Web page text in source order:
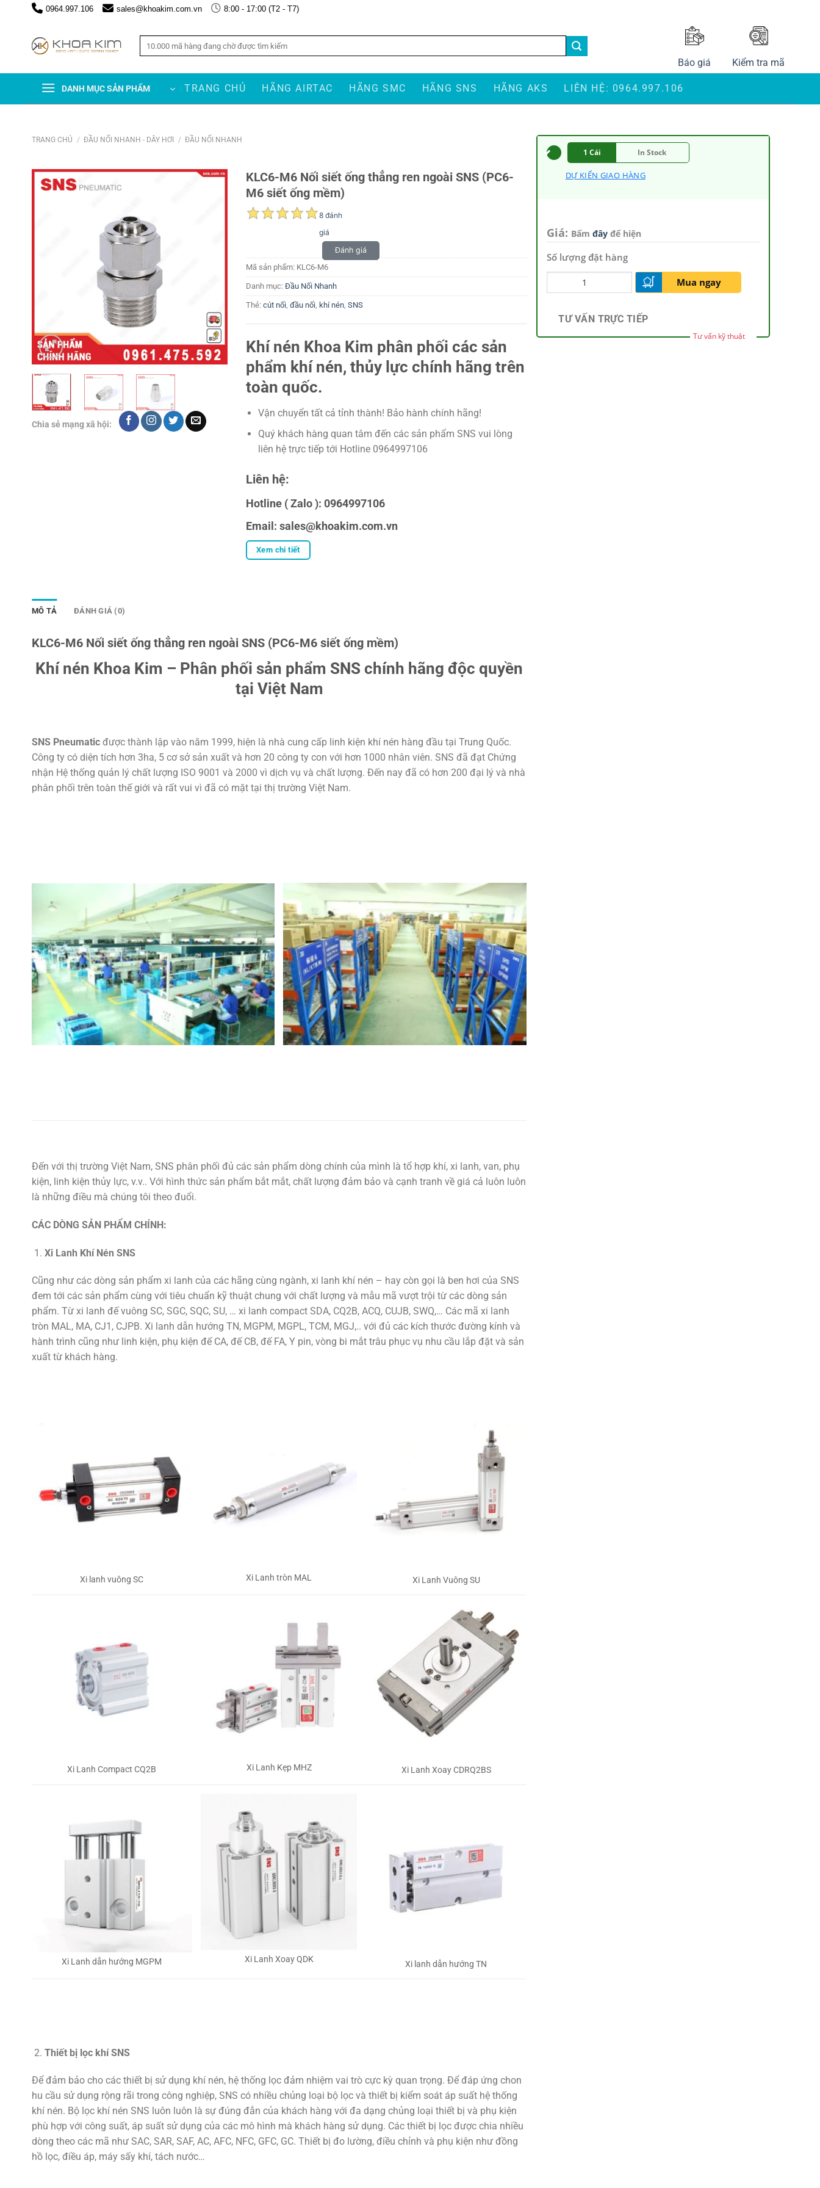
0964.997.106 sales@khoakim.com.vn 8:00 - 17:00 (T2 - T7)
Báo giá Kiểm tra mã
DANH MỤC SẢN PHẨM TRANG CHỦ HÃNG AIRTAC HÃNG SMC HÃNG SNS HÃNG AKS LIÊN HỆ: 0964.997.106
TRANG CHỦ / ĐẦU NỐI NHANH - DÂY HƠI / ĐẦU NỐI NHANH
Chia sẻ mạng xã hội:
KLC6-M6 Nối siết ống thẳng ren ngoài SNS (PC6-
M6 siết ống mềm)
8 đánh
giá
Đánh giá
Mã sản phẩm: KLC6-M6
Danh mục: Đầu Nối Nhanh
Thẻ: cút nối, đầu nối, khí nén, SNS
Khí nén Khoa Kim phân phối các sản
phẩm khí nén, thủy lực chính hãng trên
toàn quốc.
Vận chuyển tất cả tỉnh thành! Bảo hành chính hãng!
Quý khách hàng quan tâm đến các sản phẩm SNS vui lòng
liên hệ trực tiếp tới Hotline 0964997106
Liên hệ:
Hotline ( Zalo ): 0964997106
Email: sales@khoakim.com.vn
Xem chi tiết
MÔ TẢ ĐÁNH GIÁ (0)
KLC6-M6 Nối siết ống thẳng ren ngoài SNS (PC6-M6 siết ống mềm)
Khí nén Khoa Kim – Phân phối sản phẩm SNS chính hãng độc quyền
tại Việt Nam
SNS Pneumatic được thành lập vào năm 1999, hiện là nhà cung cấp linh kiện khí nén hàng đầu tại Trung Quốc.
Công ty có diện tích hơn 3ha, 5 cơ sở sản xuất và hơn 20 công ty con với hơn 1000 nhân viên. SNS đã đạt Chứng
nhận Hệ thống quản lý chất lượng ISO 9001 và 2000 vì dịch vụ và chất lượng. Đến nay đã có hơn 200 đại lý và nhà
phân phối trên toàn thế giới và rất vui vì đã có mặt tại thị trường Việt Nam.
Đến với thị trường Việt Nam, SNS phân phối đủ các sản phẩm dòng chính của mình là tổ hợp khí, xi lanh, van, phụ
kiện, linh kiện thủy lực, v.v.. Với hình thức sản phẩm bắt mắt, chất lượng đảm bảo và cạnh tranh về giá cả luôn luôn
là những điều mà chúng tôi theo đuổi.
CÁC DÒNG SẢN PHẨM CHÍNH:
Xi Lanh Khí Nén SNS
Cũng như các dòng sản phẩm xi lanh của các hãng cùng ngành, xi lanh khí nén – hay còn gọi là ben hơi của SNS
đem tới các sản phẩm cùng với tiêu chuẩn kỹ thuật chung với chất lượng và mẫu mã vượt trội từ các dòng sản
phẩm. Từ xi lanh đế vuông SC, SGC, SQC, SU, … xi lanh compact SDA, CQ2B, ACQ, CUJB, SWQ,… Các mã xi lanh
tròn MAL, MA, CJ1, CJPB. Xi lanh dẫn hướng TN, MGPM, MGPL, TCM, MGJ,.. với đủ các kích thước đường kính và
hành trình cũng như linh kiện, phụ kiện đế CA, đế CB, đế FA, Y pin, vòng bi mắt trâu phục vụ nhu cầu lắp đặt và sản
xuất từ khách hàng.
Xi lanh vuông SC Xi Lanh tròn MAL Xi Lanh Vuông SU
Xi Lanh Compact CQ2B Xi Lanh Kẹp MHZ Xi Lanh Xoay CDRQ2BS
Xi Lanh dẫn hướng MGPM Xi Lanh Xoay QDK Xi lanh dẫn hướng TN
Thiết bị lọc khí SNS
Để đảm bảo cho các thiết bị sử dụng khí nén, hệ thống lọc đảm nhiệm vai trò cực kỳ quan trọng. Để đáp ứng chon
hu cầu sử dụng rộng rãi trong công nghiệp, SNS có nhiều chủng loại bộ lọc và thiết bị kiểm soát áp suất hệ thống
khí nén. Bộ lọc khí nén SNS luôn luôn là sự đúng đắn của khách hàng với đa dạng chủng loại thiết bị và phụ kiện
phù hợp với công suất, áp suất sử dụng của các mô hình mà khách hàng sử dụng. Các thiết bị lọc được chia nhiều
dòng theo các mã như SAC, SAR, SAF, AC, AFC, NFC, GFC, GC. Thiết bị đo lường, điều chỉnh và phụ kiện như đồng
hồ lọc, điều áp, máy sấy khí, tách nước…
1 Cái In Stock
DỰ KIẾN GIAO HÀNG
Giá: Bấm đâyđể hiện
Số lượng đặt hàng
Mua ngay
TƯ VẤN TRỰC TIẾP
Tư vấn kỹ thuật